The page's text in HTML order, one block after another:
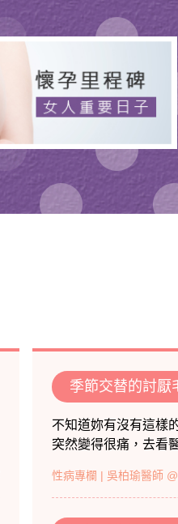
季節交替的討厭
不知道妳有沒有這樣
突然變得很痛，去看
性病專欄 | 吳柏瑜醫師